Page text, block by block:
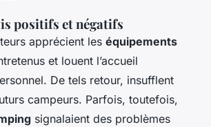
positifs et négatifs
apprécient les équipements
et louent l’accueil
De tels retour, insufflent
campeurs. Parfois, toutefois,
signalaient des problèmes